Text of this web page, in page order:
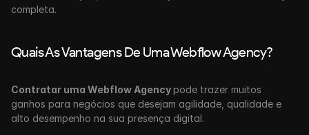
completa.
Quais As Vantagens De Uma Webflow Agency?
Contratar uma Webflow Agency pode trazer muitos
ganhos para negócios que desejam agilidade, qualidade e
alto desempenho na sua presença digital.